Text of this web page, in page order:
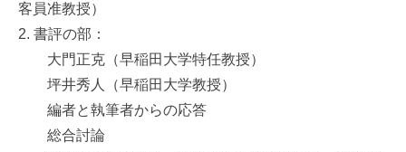
客員准教授）
2. 書評の部：
大門正克（早稲田大学特任教授）
坪井秀人（早稲田大学教授）
編者と執筆者からの応答
総合討論